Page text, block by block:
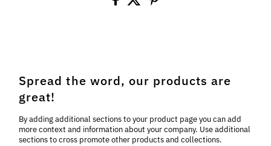
Spread the word, our products are
great!
By adding additional sections to your product page you can add
more context and information about your company. Use additional
sections to cross promote other products and collections.